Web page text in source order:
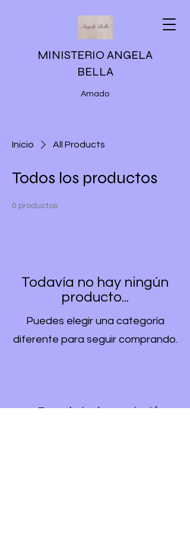
MINISTERIO ANGELA
BELLA
Amado
Inicio All Products
Todos los productos
0 productos
Todavía no hay ningún
producto...
Puedes elegir una categoría
diferente para seguir comprando.
Formulario de suscripción